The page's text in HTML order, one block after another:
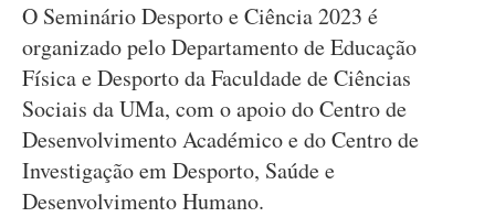
O Seminário Desporto e Ciência 2023 é
organizado pelo Departamento de Educação
Física e Desporto da Faculdade de Ciências
Sociais da UMa, com o apoio do Centro de
Desenvolvimento Académico e do Centro de
Investigação em Desporto, Saúde e
Desenvolvimento Humano.